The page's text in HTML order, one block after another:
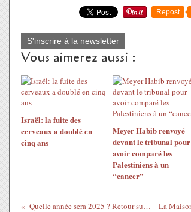
Repost
S'inscrire à la newsletter
Vous aimerez aussi :
Israël: la fuite des
cerveaux a doublé en
cinq ans
Meyer Habib renvoyé
devant le tribunal pour
avoir comparé les
Palestiniens à un
“cancer”
Quelle année sera 2025 ? Retour sur 2024